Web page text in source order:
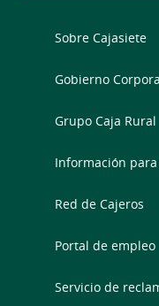
Sobre Cajasiete
Gobierno
Grupo Caja Rural
Información
Red de Cajeros
Portal de empleo
Servicio de